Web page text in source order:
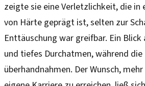
zeigte sie eine Verletzlichkeit, die in
von Härte geprägt ist, selten zur
Enttäuschung war greifbar. Ein
und tiefes Durchatmen, während
überhandnahmen. Der Wunsch,